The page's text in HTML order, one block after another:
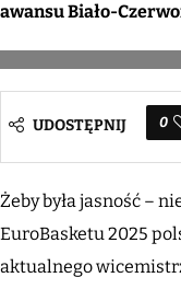
awansu Biało-
UDOSTĘPNIJ 0
Żeby była jasność –
EuroBasketu 2025
aktualnego